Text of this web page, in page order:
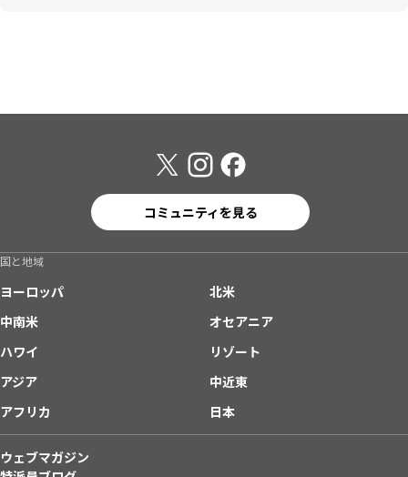
コミュニティを見る
国と地域
ヨーロッパ
北米
中南米
オセアニア
ハワイ
リゾート
アジア
中近東
アフリカ
日本
ウェブマガジン